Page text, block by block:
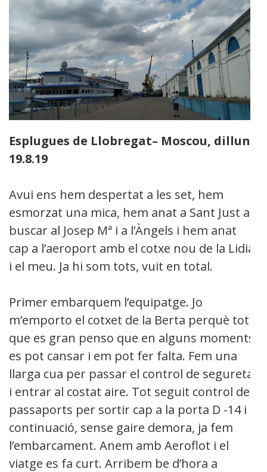
Esplugues de Llobregat– Moscou, dilluns
19.8.19
Avui ens hem despertat a les set, hem
esmorzat una mica, hem anat a Sant Just a
buscar al Josep Mª i a l’Àngels i hem anat
cap a l’aeroport amb el cotxe nou de la Lidia
i el meu. Ja hi som tots, vuit en total.
Primer embarquem l’equipatge. Jo
m’emporto el cotxet de la Berta perquè tot i
que es gran penso que en alguns moments
es pot cansar i em pot fer falta. Fem una
llarga cua per passar el control de seguretat
i entrar al costat aire. Tot seguit control de
passaports per sortir cap a la porta D -14 i a
continuació, sense gaire demora, ja fem
l’embarcament. Anem amb Aeroflot i el
viatge es fa curt. Arribem be d’hora a